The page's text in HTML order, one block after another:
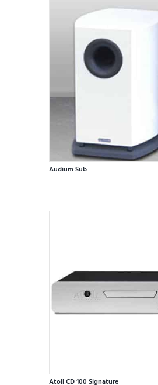
Audium Sub
Atoll CD 100 Signature